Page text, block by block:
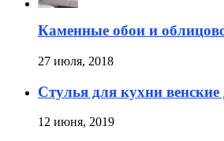
Каменные обои и
27 июля, 2018
Стулья для кухни
12 июня, 2019